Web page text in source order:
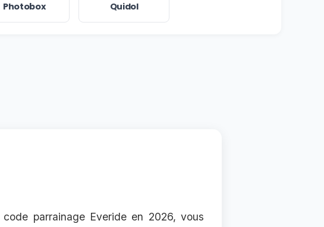
Photobox Quidol
parrainage Everide en 2026, vous